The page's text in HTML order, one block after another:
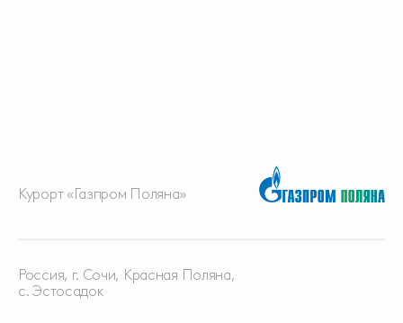
Курорт «Газпром Поляна»
Россия, г. Сочи, Красная Поляна,
с. Эстосадок